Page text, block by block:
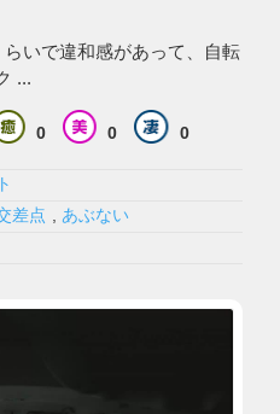
いで違和感があって、自転
...
0 0 0
差点 ,あぶない